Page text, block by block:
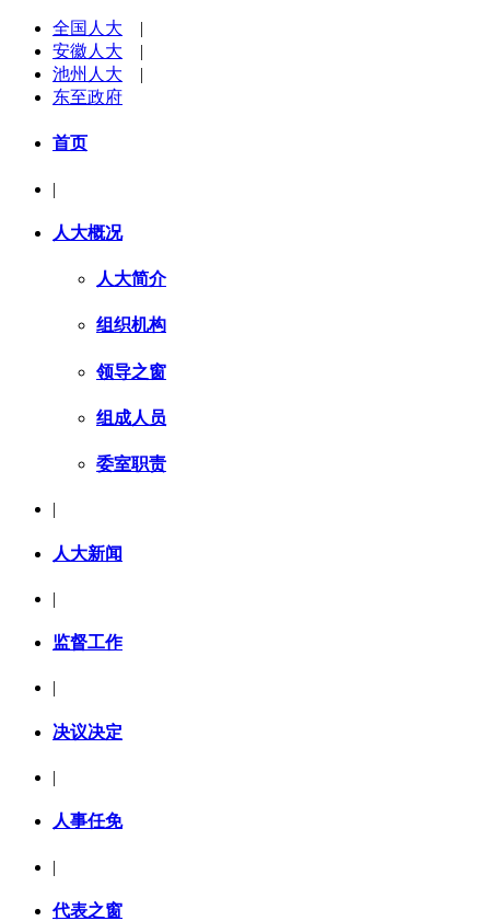
全国人大 |
安徽人大 |
池州人大 |
东至政府
首页
|
人大概况
人大简介
组织机构
领导之窗
组成人员
委室职责
|
人大新闻
|
监督工作
决议决定
|
人事任免
|
代表之窗